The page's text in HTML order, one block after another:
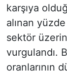
karşıya
alınan
sektör
vurgulandı.
oranlarının